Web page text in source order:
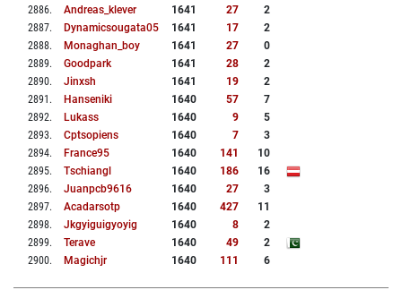
2886. Andreas_klever 1641 27
2
2887. Dynamicsougata05 1641 17
2
2888. Monaghan_boy 1641 27
0
2889. Goodpark 1641 28
2
2890. Jinxsh 1641 19
2
2891 . Hanseniki 1640 57
7
2892. Lukass 1640 9
5
2893. Cptsopiens 1640 7
3
2894. France95 1640 141
10
2895. Tschiangl 1640 186
16
2896. Juanpcb9616 1640 27
3
2897. Acadarsotp 1640 427
11
2898. Jkgyiguigyoyig 1640 8
2
2899. Terave 1640 49
2
2900. Magichjr 1640 111 6